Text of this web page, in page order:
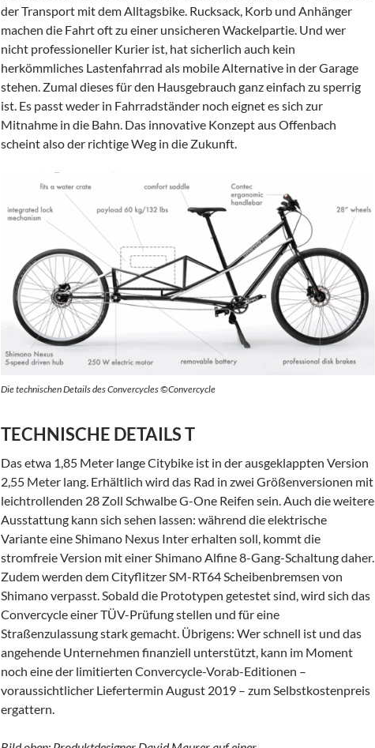
der Transport mit dem Alltagsbike. Rucksack, Korb und Anhänger
machen die Fahrt oft zu einer unsicheren Wackelpartie. Und wer
nicht professioneller Kurier ist, hat sicherlich auch kein
herkömmliches Lastenfahrrad als mobile Alternative in der Garage
stehen. Zumal dieses für den Hausgebrauch ganz einfach zu sperrig
ist. Es passt weder in Fahrradständer noch eignet es sich zur
Mitnahme in die Bahn. Das innovative Konzept aus Offenbach
scheint also der richtige Weg in die Zukunft.
Die technischen Details des Convercycles ©Convercycle
TECHNISCHE DETAILST
Das etwa 1,85 Meter lange Citybike ist in der ausgeklappten Version
2,55 Meter lang. Erhältlich wird das Rad in zwei Größenversionen mit
leichtrollenden 28 Zoll Schwalbe G-One Reifen sein. Auch die weitere
Ausstattung kann sich sehen lassen: während die elektrische
Variante eine Shimano Nexus Inter erhalten soll, kommt die
stromfreie Version mit einer Shimano Alfine 8-Gang-Schaltung daher.
Zudem werden dem Cityflitzer SM-RT64 Scheibenbremsen von
Shimano verpasst. Sobald die Prototypen getestet sind, wird sich das
Convercycle einer TÜV-Prüfung stellen und für eine
Straßenzulassung stark gemacht. Übrigens: Wer schnell ist und das
angehende Unternehmen finanziell unterstützt, kann im Moment
noch eine der limitierten Convercycle-Vorab-Editionen –
voraussichtlicher Liefertermin August 2019 – zum Selbstkostenpreis
ergattern.